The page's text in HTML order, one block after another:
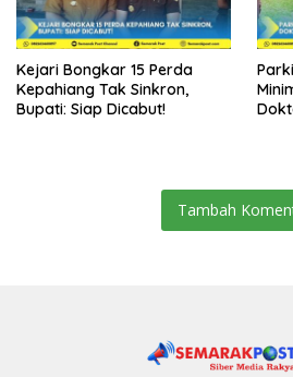
Kejari Bongkar 15 Perda
Kepahiang Tak Sinkron,
Bupati: Siap Dicabut!
Tambah